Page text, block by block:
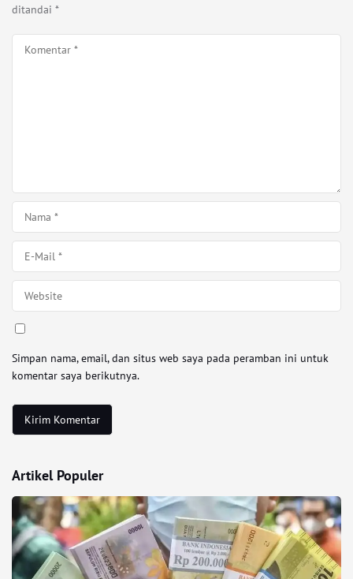
ditandai *
Simpan nama, email, dan situs web saya pada peramban ini untuk
komentar saya berikutnya.
Artikel Populer